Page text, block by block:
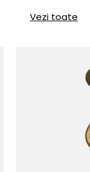
Vezi toate